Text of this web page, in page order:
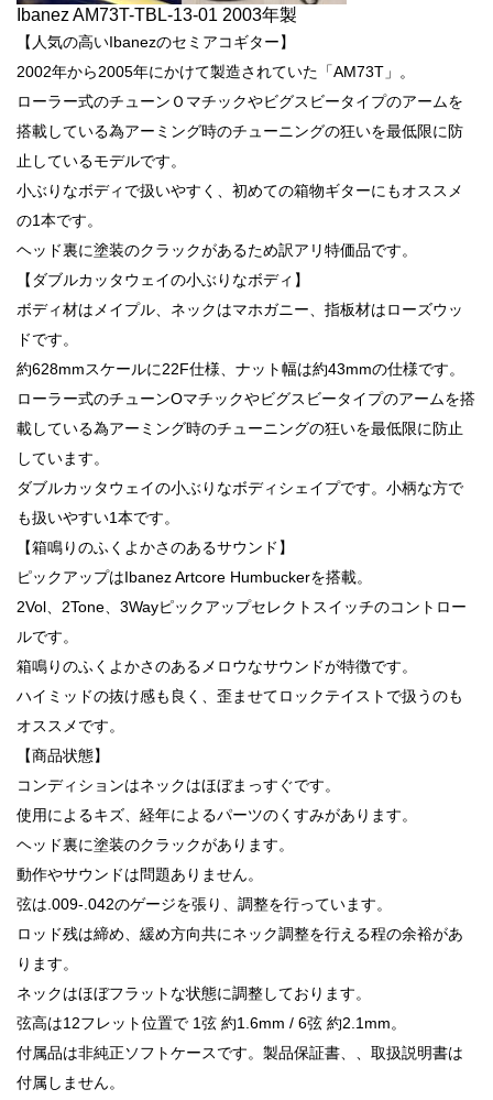
Ibanez AM73T-TBL-13-01 2003年製
【人気の高いIbanezのセミアコギター】
2002年から2005年にかけて製造されていた「AM73T」。
ローラー式のチューンＯマチックやビグスビータイプのアームを
搭載している為アーミング時のチューニングの狂いを最低限に防
止しているモデルです。
小ぶりなボディで扱いやすく、初めての箱物ギターにもオススメ
の1本です。
ヘッド裏に塗装のクラックがあるため訳アリ特価品です。
【ダブルカッタウェイの小ぶりなボディ】
ボディ材はメイプル、ネックはマホガニー、指板材はローズウッ
ドです。
約628mmスケールに22F仕様、ナット幅は約43mmの仕様です。
ローラー式のチューンOマチックやビグスビータイプのアームを搭
載している為アーミング時のチューニングの狂いを最低限に防止
しています。
ダブルカッタウェイの小ぶりなボディシェイプです。小柄な方で
も扱いやすい1本です。
【箱鳴りのふくよかさのあるサウンド】
ピックアップはIbanez Artcore Humbuckerを搭載。
2Vol、2Tone、3Wayピックアップセレクトスイッチのコントロー
ルです。
箱鳴りのふくよかさのあるメロウなサウンドが特徴です。
ハイミッドの抜け感も良く、歪ませてロックテイストで扱うのも
オススメです。
【商品状態】
コンディションはネックはほぼまっすぐです。
使用によるキズ、経年によるパーツのくすみがあります。
ヘッド裏に塗装のクラックがあります。
動作やサウンドは問題ありません。
弦は.009-.042のゲージを張り、調整を行っています。
ロッド残は締め、緩め方向共にネック調整を行える程の余裕があ
ります。
ネックはほぼフラットな状態に調整しております。
弦高は12フレット位置で 1弦 約1.6mm / 6弦 約2.1mm。
付属品は非純正ソフトケースです。製品保証書、、取扱説明書は
付属しません。